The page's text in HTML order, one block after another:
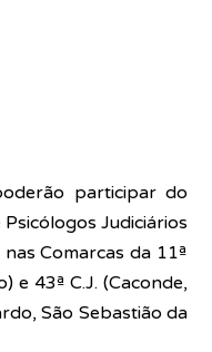
participar do
Judiciários
Comarcas da 11ª
e 43ª C.J. (Caconde,
São Sebastião da